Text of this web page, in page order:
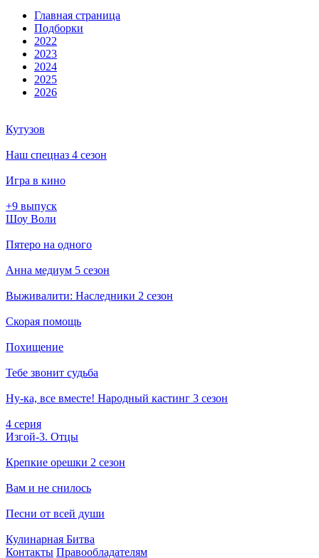
Глав­ная стра­ни­ца
Подборки
2022
2023
2024
2025
2026
Кутузов
Наш спецназ 4 сезон
Игра в кино
+9 выпуск
Шоу Воли
Пятеро на одного
Анна медиум 5 сезон
Выживалити: Наследники 2 сезон
Скорая помощь
Похищение
Тебе звонит судьба
Ну-ка, все вместе! Народный кастинг 3 сезон
4 серия
Изгой-3. Отцы
Крепкие орешки 2 сезон
Вам и не снилось
Песни от всей души
Кулинарная Битва
Кон­так­ты Пра­во­об­ла­да­те­лям